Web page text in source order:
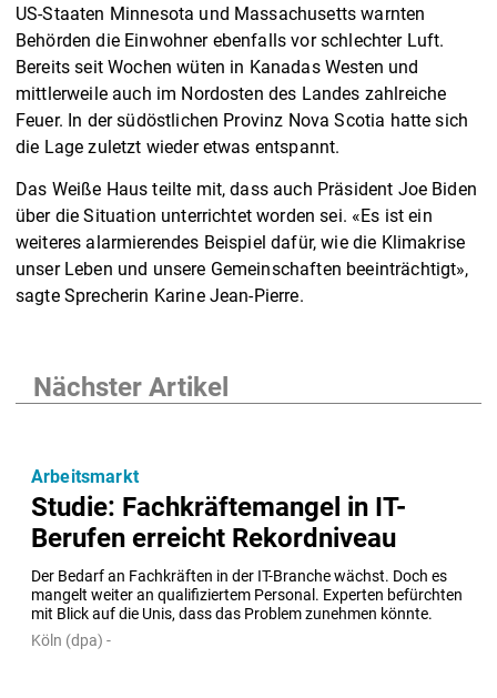
US-Staaten Minnesota und Massachusetts warnten
Behörden die Einwohner ebenfalls vor schlechter Luft.
Bereits seit Wochen wüten in Kanadas Westen und
mittlerweile auch im Nordosten des Landes zahlreiche
Feuer. In der südöstlichen Provinz Nova Scotia hatte sich
die Lage zuletzt wieder etwas entspannt.
Das Weiße Haus teilte mit, dass auch Präsident Joe Biden
über die Situation unterrichtet worden sei. «Es ist ein
weiteres alarmierendes Beispiel dafür, wie die Klimakrise
unser Leben und unsere Gemeinschaften beeinträchtigt»,
sagte Sprecherin Karine Jean-Pierre.
Nächster Artikel
Studie: Fachkräftemangel in IT-
Berufen erreicht Rekordniveau
Der Bedarf an Fachkräften in der IT-Branche wächst. Doch es
mangelt weiter an qualifiziertem Personal. Experten befürchten
mit Blick auf die Unis, dass das Problem zunehmen könnte.
Arbeitsmarkt
Köln (dpa) -